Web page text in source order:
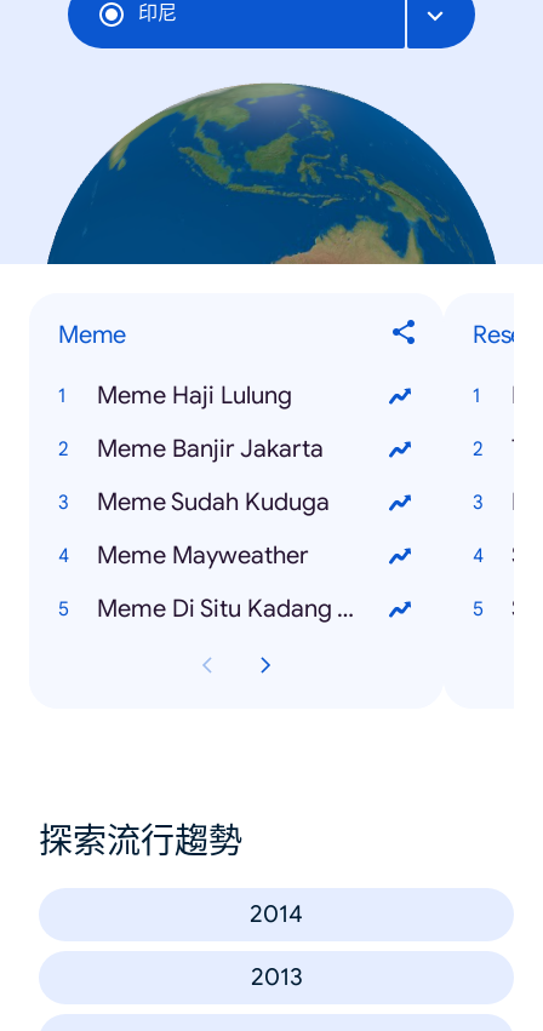
印尼
Meme
Meme Haji Lulung
Meme Banjir Jakarta
Meme Sudah Kuduga
Meme Mayweather
Meme Di Situ Kadang Saya Merasa Sedih
Resep
探索流行趨勢
2014
2013